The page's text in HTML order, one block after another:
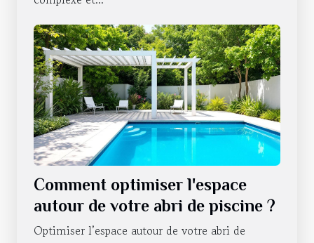
Comment optimiser l'espace
autour de votre abri de piscine ?
Optimiser l’espace autour de votre abri de